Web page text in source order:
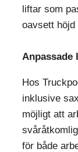
liftar som
oavsett höjd
Anpassade
Hos
inklusive
möjligt att
för både